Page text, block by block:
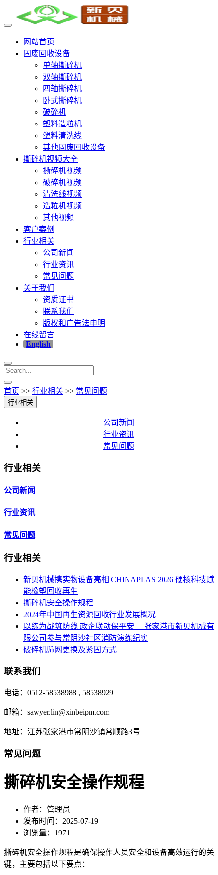
网站首页
固废回收设备
单轴撕碎机
双轴撕碎机
四轴撕碎机
卧式撕碎机
破碎机
塑料造粒机
塑料清洗线
其他固废回收设备
撕碎机视频大全
撕碎机视频
破碎机视频
清洗线视频
造粒机视频
其他视频
客户案例
行业相关
公司新闻
行业资讯
常见问题
关于我们
资质证书
联系我们
版权和广告法申明
在线留言
English
首页 >> 行业相关 >> 常见问题
行业相关
公司新闻
行业资讯
常见问题
行业相关
公司新闻
行业资讯
常见问题
行业相关
新贝机械携实物设备亮相 CHINAPLAS 2026 硬核科技赋
能橡塑回收再生
撕碎机安全操作规程
2024年中国再生资源回收行业发展概况
以练为战筑防线 政企联动保平安 —张家港市新贝机械有
限公司参与常阴沙社区消防演练纪实
破碎机筛网更换及紧固方式
联系我们
电话：0512-58538988 , 58538929
邮箱：sawyer.lin@xinbeipm.com
地址：江苏张家港市常阴沙镇常顺路3号
常见问题
撕碎机安全操作规程
作者：管理员
发布时间：2025-07-19
浏览量：1971
撕碎机安全操作规程是确保操作人员安全和设备高效运行的关
键，主要包括以下要点：